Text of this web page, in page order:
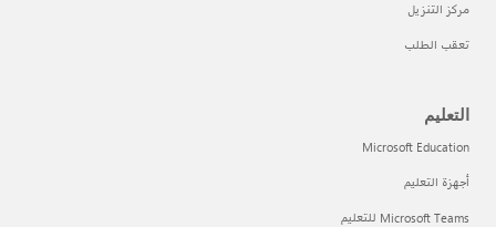
مركز التنزيل
تعقب الطلب
التعليم
Microsoft Education
أجهزة التعليم
Microsoft Teams للتعليم